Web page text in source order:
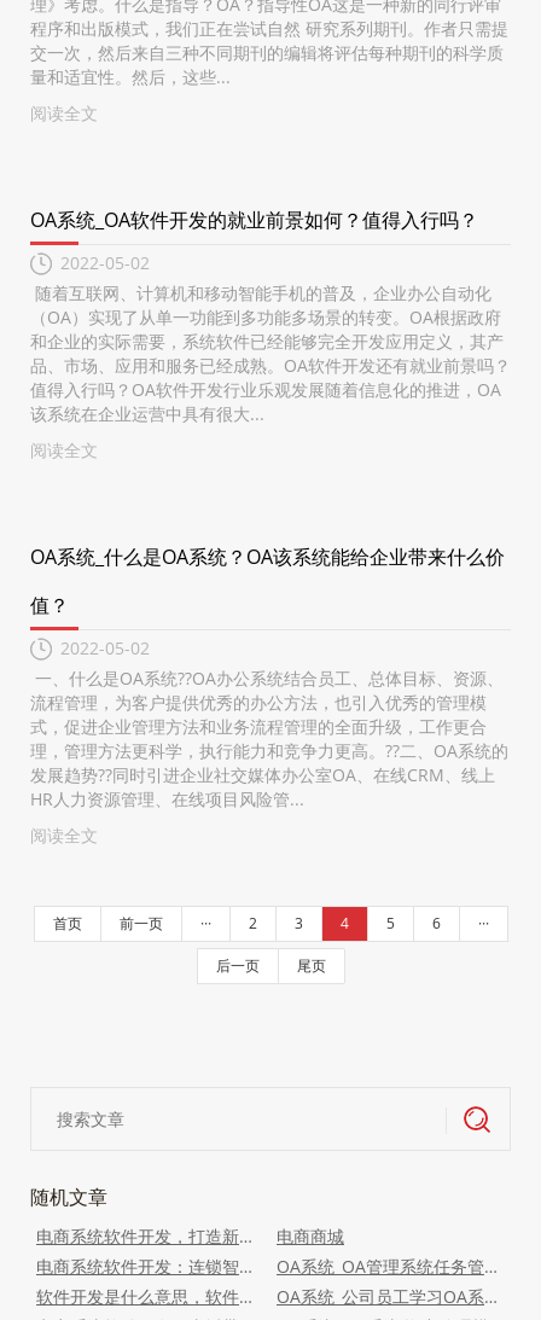
程序和出版模式，我们正在尝试自然 研究系列期刊。作者只需提
交一次，然后来自三种不同期刊的编辑将评估每种期刊的科学质
量和适宜性。然后，这些...
阅读全文
OA系统_OA软件开发的就业前景如何？值得入行吗？
2022-05-02
随着互联网、计算机和移动智能手机的普及，企业办公自动化
（OA）实现了从单一功能到多功能多场景的转变。OA根据政府
和企业的实际需要，系统软件已经能够完全开发应用定义，其产
品、市场、应用和服务已经成熟。OA软件开发还有就业前景吗？
值得入行吗？OA软件开发行业乐观发展随着信息化的推进，OA
该系统在企业运营中具有很大...
阅读全文
OA系统_什么是OA系统？OA该系统能给企业带来什么价
值？
2022-05-02
一、什么是OA系统??OA办公系统结合员工、总体目标、资源、
流程管理，为客户提供优秀的办公方法，也引入优秀的管理模
式，促进企业管理方法和业务流程管理的全面升级，工作更合
理，管理方法更科学，执行能力和竞争力更高。??二、OA系统的
发展趋势??同时引进企业社交媒体办公室OA、在线CRM、线上
HR人力资源管理、在线项目风险管...
阅读全文
首页 前一页 ··· 2 3 4 5 6 ···
后一页 尾页
随机文章
电商系统软件开发，打造新零售社交电商系统，引领电商行业新风尚
电商商城
电商系统软件开发：连锁智慧零售电商系统(多店版)，打造全新零售体验
OA系统_OA管理系统任务管理功能详细说明.
软件开发是什么意思，软件开发
OA系统_公司员工学习OA系统操作